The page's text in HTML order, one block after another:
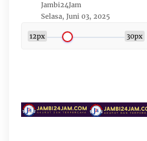
Jambi24Jam
Selasa, Juni 03, 2025
12px 30px